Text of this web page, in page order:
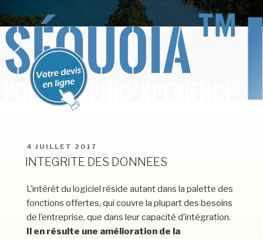
au
contenu
principal
BERCEL INFORMATIQUE
SEQUOIA Polymorphic X'périence
PUBLIÉ
LE
4 JUILLET 2017
INTEGRITE DES DONNEES
L’intérêt du logiciel réside autant dans la palette des
fonctions offertes, qui couvre la plupart des besoins
de l’entreprise, que dans leur capacité d’intégration.
Il en résulte une amélioration de la